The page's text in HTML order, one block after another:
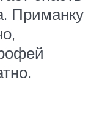
Приманку